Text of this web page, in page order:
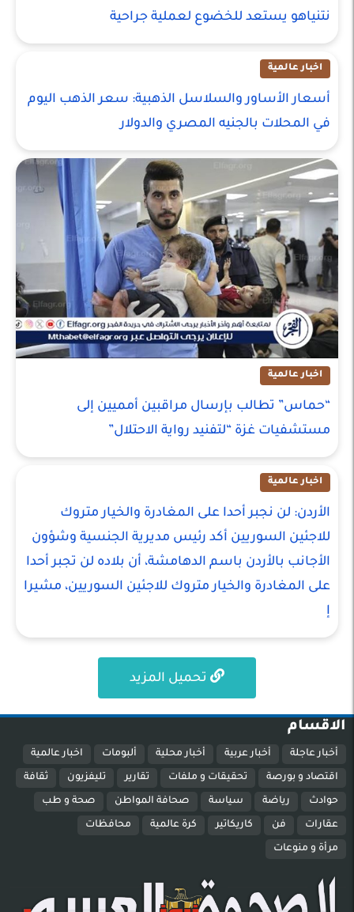
نتنياهو يستعد للخضوع لعملية جراحية
اخبار عالمية
أسعار الأساور والسلاسل الذهبية: سعر الذهب اليوم
في المحلات بالجنيه المصري والدولار
اخبار عالمية
“حماس” تطالب بإرسال مراقبين أمميين إلى
مستشفيات غزة “لتفنيد رواية الاحتلال”
اخبار عالمية
الأردن: لن نجبر أحدا على المغادرة والخيار متروك
للاجئين السوريين أكد رئيس مديرية الجنسية وشؤون
الأجانب بالأردن باسم الدهامشة، أن بلاده لن تجبر أحدا
على المغادرة والخيار متروك للاجئين السوريين، مشيرا
إ
تحميل المزيد
الاقسام
أخبار عاجلة أخبار عربية أخبار محلية ألبومات اخبار عالمية
اقتصاد و بورصة تحقيقات و ملفات تقارير تليفزيون ثقافة
حوادث رياضة سياسة صحافة المواطن صحة و طب
عقارات فن كاريكاتير كرة عالمية محافظات
مرأة و منوعات